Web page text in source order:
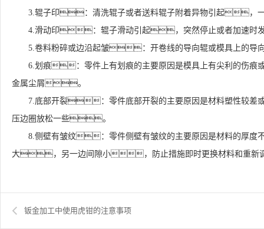
3.辊子印：清洗辊子或者送料辊子附着异物引起，
4.滑动印：辊子滑动引起，突然停止或者加速
5.卷料粉碎或边沿起皱：开卷线的导向辊或模具上的
6.划痕：零件上有划痕的主要原因是模具上有尖利的伤
金属尘屑。
7.底部开裂：零件底部开裂的主要原因是材料塑性较
压边圈放松一些。
8.侧壁有皱纹：零件侧壁有皱纹的主要原因是材料的厚
大，另一边间隙小，防止措施即时更换材料和重新
钣金加工中使用虎钳的注意事项